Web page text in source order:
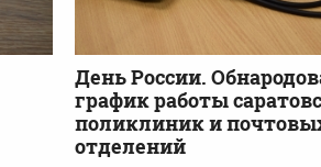
День России.
график работы
поликлиник и
отделений